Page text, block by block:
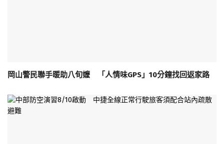
岡山警民聯手暖助八旬嬤 「人情味GPS」10分鐘找回返家路